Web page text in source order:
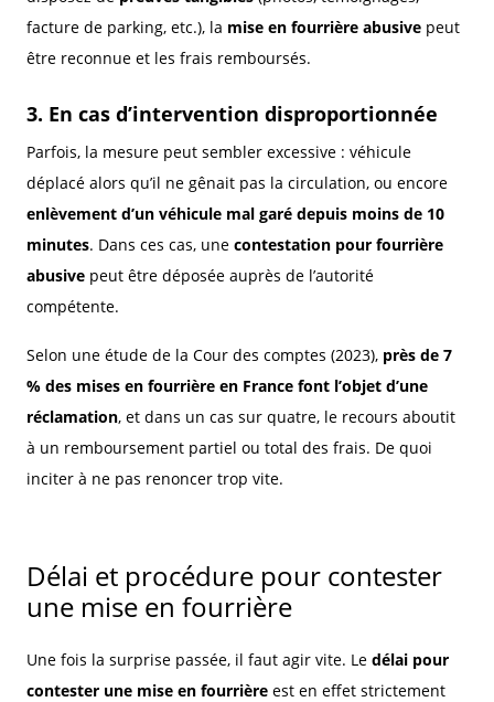
facture de parking, etc.), la mise en fourrière abusive peut
être reconnue et les frais remboursés.
3. En cas d’intervention disproportionnée
Parfois, la mesure peut sembler excessive : véhicule
déplacé alors qu’il ne gênait pas la circulation, ou encore
enlèvement d’un véhicule mal garé depuis moins de 10
minutes. Dans ces cas, une contestation pour fourrière
abusive peut être déposée auprès de l’autorité
compétente.
Selon une étude de la Cour des comptes (2023), près de 7
% des mises en fourrière en France font l’objet d’une
réclamation, et dans un cas sur quatre, le recours aboutit
à un remboursement partiel ou total des frais. De quoi
inciter à ne pas renoncer trop vite.
Délai et procédure pour contester
une mise en fourrière
Une fois la surprise passée, il faut agir vite. Le délai pour
contester une mise en fourrière est en effet strictement